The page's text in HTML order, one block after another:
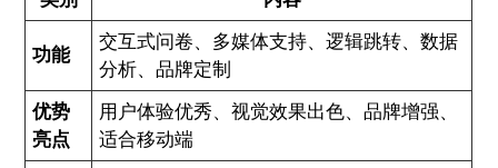
功能
交互式问卷、多媒体支持、逻辑跳转、数据
分析、品牌定制
优势
亮点
用户体验优秀、视觉效果出色、品牌增强、
适合移动端